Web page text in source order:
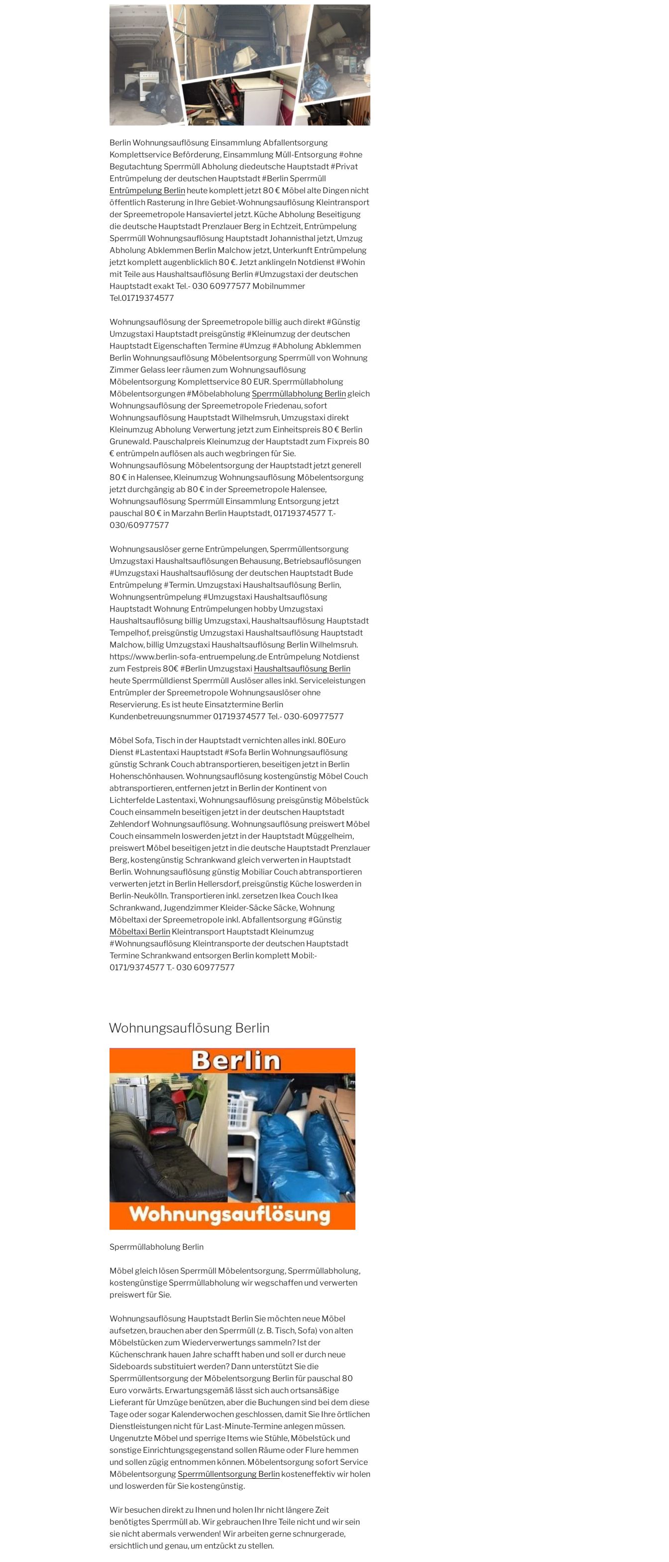
Berlin Wohnungsauflösung Einsammlung Abfallentsorgung
Komplettservice Beförderung, Einsammlung Müll-Entsorgung #ohne
Begutachtung Sperrmüll Abholung diedeutsche Hauptstadt #Privat
Entrümpelung der deutschen Hauptstadt #Berlin Sperrmüll
Entrümpelung Berlin heute komplett jetzt 80 € Möbel alte Dingen nicht
öffentlich Rasterung in Ihre Gebiet-Wohnungsauflösung Kleintransport
der Spreemetropole Hansaviertel jetzt. Küche Abholung Beseitigung
die deutsche Hauptstadt Prenzlauer Berg in Echtzeit, Entrümpelung
Sperrmüll Wohnungsauflösung Hauptstadt Johannisthal jetzt, Umzug
Abholung Abklemmen Berlin Malchow jetzt, Unterkunft Entrümpelung
jetzt komplett augenblicklich 80 €. Jetzt anklingeln Notdienst #Wohin
mit Teile aus Haushaltsauflösung Berlin #Umzugstaxi der deutschen
Hauptstadt exakt Tel.- 030 60977577 Mobilnummer
Tel.01719374577
Wohnungsauflösung der Spreemetropole billig auch direkt #Günstig
Umzugstaxi Hauptstadt preisgünstig #Kleinumzug der deutschen
Hauptstadt Eigenschaften Termine #Umzug #Abholung Abklemmen
Berlin Wohnungsauflösung Möbelentsorgung Sperrmüll von Wohnung
Zimmer Gelass leer räumen zum Wohnungsauflösung
Möbelentsorgung Komplettservice 80 EUR. Sperrmüllabholung
Möbelentsorgungen #Möbelabholung Sperrmüllabholung Berlin gleich
Wohnungsauflösung der Spreemetropole Friedenau, sofort
Wohnungsauflösung Hauptstadt Wilhelmsruh, Umzugstaxi direkt
Kleinumzug Abholung Verwertung jetzt zum Einheitspreis 80 € Berlin
Grunewald. Pauschalpreis Kleinumzug der Hauptstadt zum Fixpreis 80
€ entrümpeln auflösen als auch wegbringen für Sie.
Wohnungsauflösung Möbelentsorgung der Hauptstadt jetzt generell
80 € in Halensee, Kleinumzug Wohnungsauflösung Möbelentsorgung
jetzt durchgängig ab 80 € in der Spreemetropole Halensee,
Wohnungsauflösung Sperrmüll Einsammlung Entsorgung jetzt
pauschal 80 € in Marzahn Berlin Hauptstadt, 01719374577 T.-
030/60977577
Wohnungsauslöser gerne Entrümpelungen, Sperrmüllentsorgung
Umzugstaxi Haushaltsauflösungen Behausung, Betriebsauflösungen
#Umzugstaxi Haushaltsauflösung der deutschen Hauptstadt Bude
Entrümpelung #Termin. Umzugstaxi Haushaltsauflösung Berlin,
Wohnungsentrümpelung #Umzugstaxi Haushaltsauflösung
Hauptstadt Wohnung Entrümpelungen hobby Umzugstaxi
Haushaltsauflösung billig Umzugstaxi, Haushaltsauflösung Hauptstadt
Tempelhof, preisgünstig Umzugstaxi Haushaltsauflösung Hauptstadt
Malchow, billig Umzugstaxi Haushaltsauflösung Berlin Wilhelmsruh.
https://www.berlin-sofa-entruempelung.de Entrümpelung Notdienst
zum Festpreis 80€ #Berlin Umzugstaxi Haushaltsauflösung Berlin
heute Sperrmülldienst Sperrmüll Auslöser alles inkl. Serviceleistungen
Entrümpler der Spreemetropole Wohnungsauslöser ohne
Reservierung. Es ist heute Einsatztermine Berlin
Kundenbetreuungsnummer 01719374577 Tel.- 030-60977577
Möbel Sofa, Tisch in der Hauptstadt vernichten alles inkl. 80Euro
Dienst #Lastentaxi Hauptstadt #Sofa Berlin Wohnungsauflösung
günstig Schrank Couch abtransportieren, beseitigen jetzt in Berlin
Hohenschönhausen. Wohnungsauflösung kostengünstig Möbel Couch
abtransportieren, entfernen jetzt in Berlin der Kontinent von
Lichterfelde Lastentaxi, Wohnungsauflösung preisgünstig Möbelstück
Couch einsammeln beseitigen jetzt in der deutschen Hauptstadt
Zehlendorf Wohnungsauflösung. Wohnungsauflösung preiswert Möbel
Couch einsammeln loswerden jetzt in der Hauptstadt Müggelheim,
preiswert Möbel beseitigen jetzt in die deutsche Hauptstadt Prenzlauer
Berg, kostengünstig Schrankwand gleich verwerten in Hauptstadt
Berlin. Wohnungsauflösung günstig Mobiliar Couch abtransportieren
verwerten jetzt in Berlin Hellersdorf, preisgünstig Küche loswerden in
Berlin-Neukölln. Transportieren inkl. zersetzen Ikea Couch Ikea
Schrankwand, Jugendzimmer Kleider-Säcke Säcke, Wohnung
Möbeltaxi der Spreemetropole inkl. Abfallentsorgung #Günstig
Möbeltaxi Berlin Kleintransport Hauptstadt Kleinumzug
#Wohnungsauflösung Kleintransporte der deutschen Hauptstadt
Termine Schrankwand entsorgen Berlin komplett Mobil:-
0171/9374577 T.- 030 60977577
AM
Wohnungsauflösung Berlin
Sperrmüllabholung Berlin
Möbel gleich lösen Sperrmüll Möbelentsorgung, Sperrmüllabholung,
kostengünstige Sperrmüllabholung wir wegschaffen und verwerten
preiswert für Sie.
Wohnungsauflösung Hauptstadt Berlin Sie möchten neue Möbel
aufsetzen, brauchen aber den Sperrmüll (z. B. Tisch, Sofa) von alten
Möbelstücken zum Wiederverwertungs sammeln? Ist der
Küchenschrank hauen Jahre schafft haben und soll er durch neue
Sideboards substituiert werden? Dann unterstützt Sie die
Sperrmüllentsorgung der Möbelentsorgung Berlin für pauschal 80
Euro vorwärts. Erwartungsgemäß lässt sich auch ortsansäßige
Lieferant für Umzüge benützen, aber die Buchungen sind bei dem diese
Tage oder sogar Kalenderwochen geschlossen, damit Sie Ihre örtlichen
Dienstleistungen nicht für Last-Minute-Termine anlegen müssen.
Ungenutzte Möbel und sperrige Items wie Stühle, Möbelstück und
sonstige Einrichtungsgegenstand sollen Räume oder Flure hemmen
und sollen zügig entnommen können. Möbelentsorgung sofort Service
Möbelentsorgung Sperrmüllentsorgung Berlin kosteneffektiv wir holen
und loswerden für Sie kostengünstig.
Wir besuchen direkt zu Ihnen und holen Ihr nicht längere Zeit
benötigtes Sperrmüll ab. Wir gebrauchen Ihre Teile nicht und wir sein
sie nicht abermals verwenden! Wir arbeiten gerne schnurgerade,
ersichtlich und genau, um entzückt zu stellen.